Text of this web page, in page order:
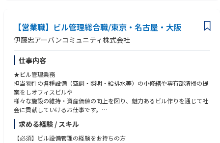
【配属部署】資産運用部
【資産運用部（東京）の人員構成】
合計24名／所長1名・係長6名・主任5名・メンバー12名（派遣社員様も含
む・うち女性8名）
【資産運用部（大阪）の人員構成】
合計10名／所長1名・係長1名・主任3名・メンバー5名（うち女性3名）
【営業職】ビル管理総合職/東京・名古屋・大阪
伊藤忠アーバンコミュニティ株式会社
仕事内容
★ビル管理業務
担当物件の各種設備（空調・照明・給排水等）の小修繕や専有部清掃の提
案をしオフィスビルや
様々な施設の維持・資産価値の向上を図り、魅力あるビル作りを通じて社
会に貢献していけるお仕事です。
■オーナー様、テナント様との窓口業務・契約・小修繕の提案
■担当物件 保守点検、工事調整、立ち会い
求める経験 / スキル
【必須】ビル設備管理の経験をお持ちの方